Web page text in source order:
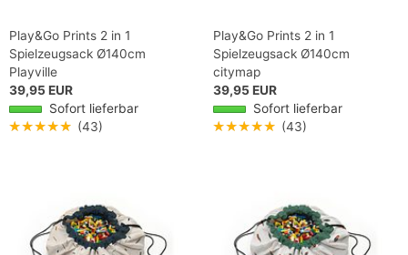
Play&Go Prints 2 in 1
Spielzeugsack Ø140cm
Playville
39,95 EUR
Sofort lieferbar
★★★★★ (43)
Play&Go Prints 2 in 1
Spielzeugsack Ø140cm
citymap
39,95 EUR
Sofort lieferbar
★★★★★ (43)